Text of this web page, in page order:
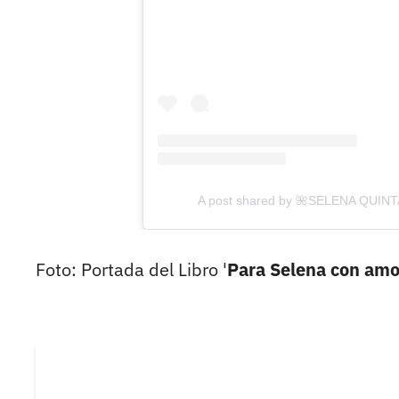
A post shared by 🌺SELENA
Foto: Portada del Libro 'Para Selena con